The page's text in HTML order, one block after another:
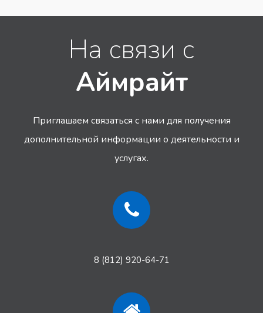
На связи с
Аймрайт
Приглашаем связаться с нами для получения
дополнительной информации о деятельности и
услугах.
8 (812) 920-64-71